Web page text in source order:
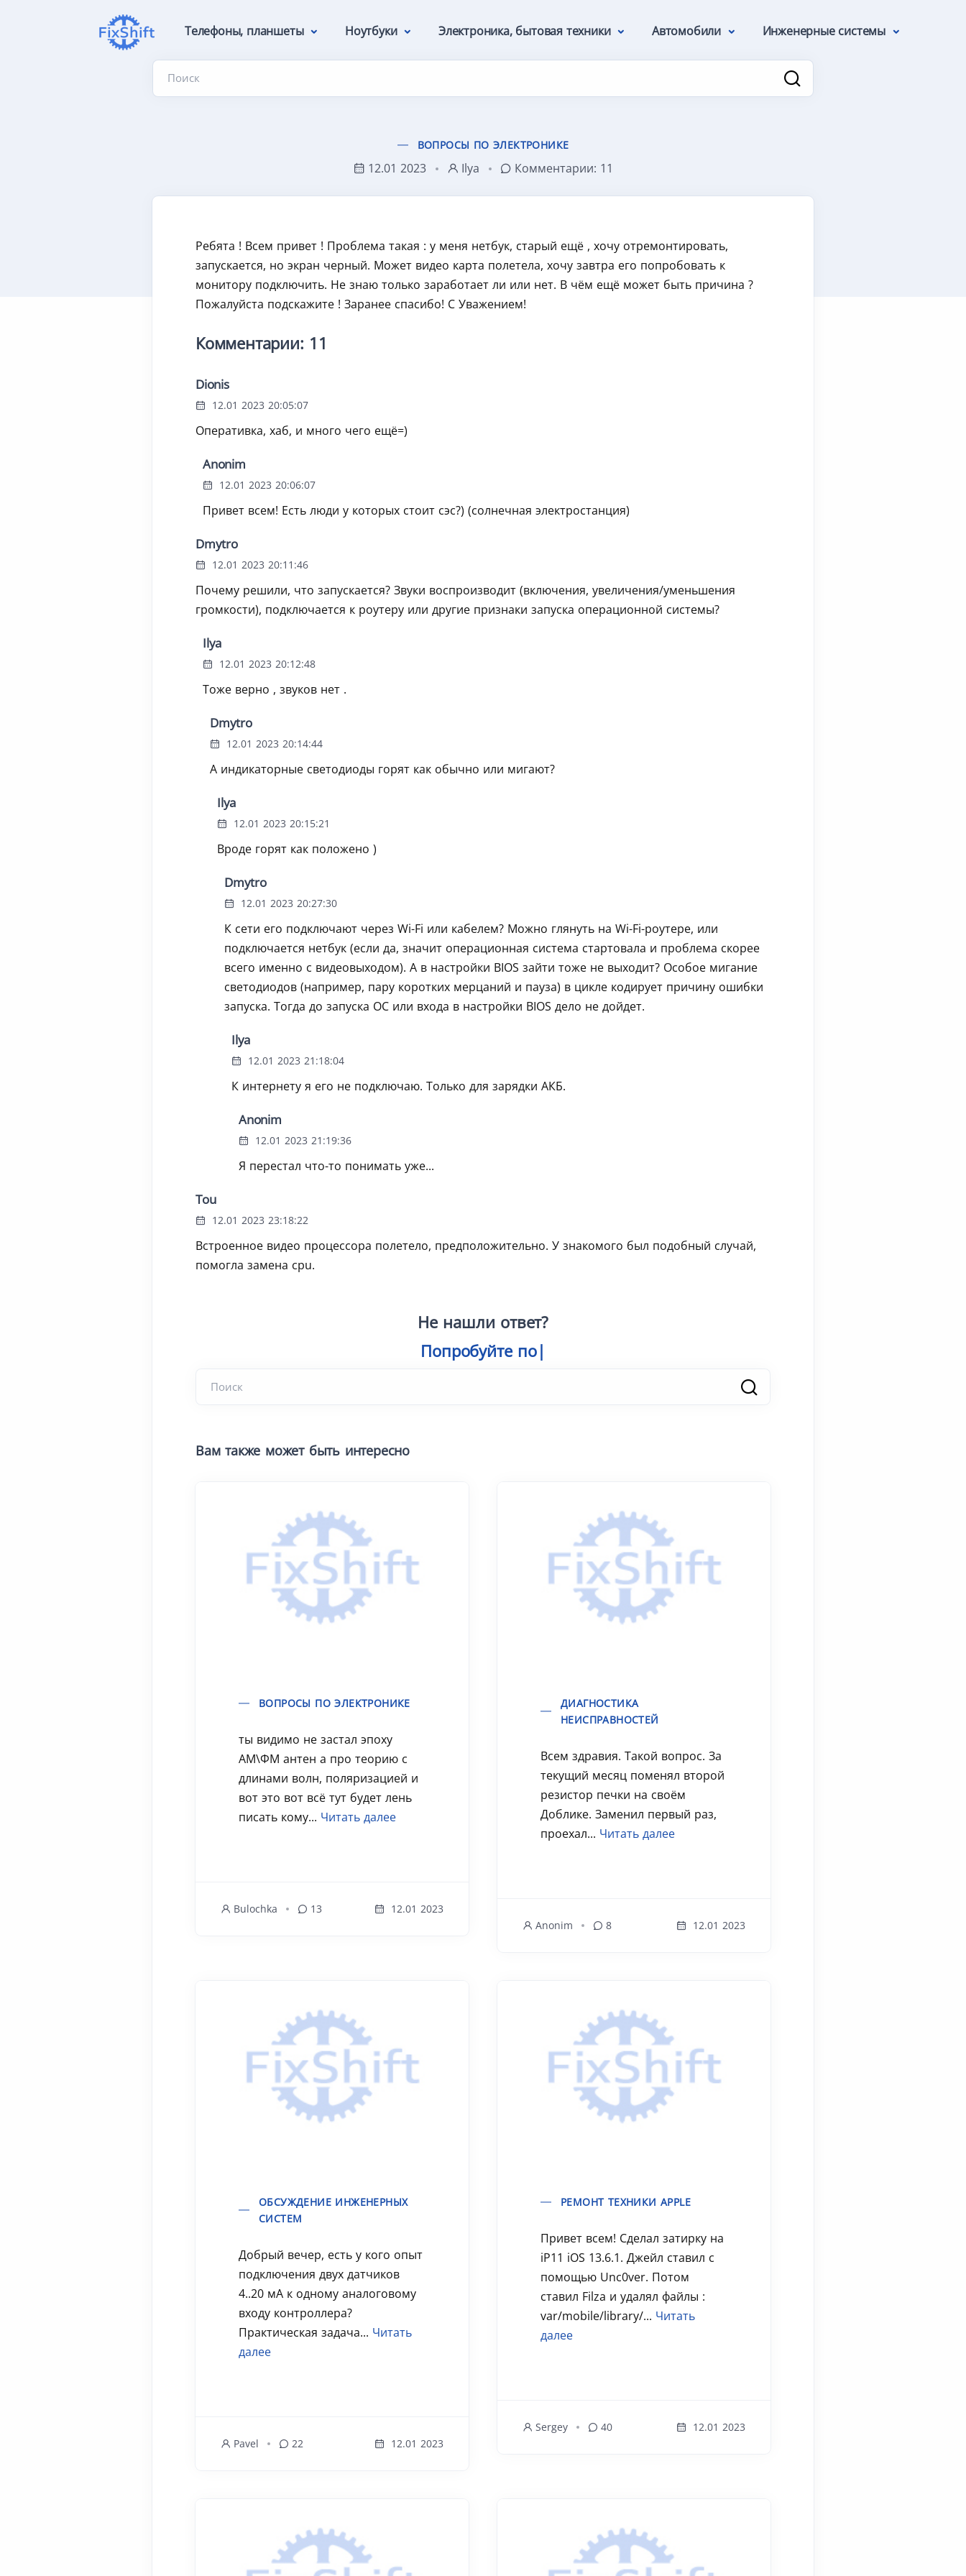
Телефоны, планшеты Ноутбуки Электроника, бытовая техники Автомобили Инженерные системы
Поиск
ВОПРОСЫ ПО ЭЛЕКТРОНИКЕ
12.01 2023 Ilya Комментарии: 11
Ребята ! Всем привет ! Проблема такая : у меня нетбук, старый ещё , хочу отремонтировать,
запускается, но экран черный. Может видео карта полетела, хочу завтра его попробовать к
монитору подключить. Не знаю только заработает ли или нет. В чём ещё может быть причина ?
Пожалуйста подскажите ! Заранее спасибо! С Уважением!
Комментарии: 11
Dionis
12.01 2023 20:05:07
Оперативка, хаб, и много чего ещё=)
Anonim
12.01 2023 20:06:07
Привет всем! Есть люди у которых стоит сэс?) (солнечная электростанция)
Dmytro
12.01 2023 20:11:46
Почему решили, что запускается? Звуки воспроизводит (включения, увеличения/уменьшения
громкости), подключается к роутеру или другие признаки запуска операционной системы?
Ilya
12.01 2023 20:12:48
Тоже верно , звуков нет .
Dmytro
12.01 2023 20:14:44
А индикаторные светодиоды горят как обычно или мигают?
Ilya
12.01 2023 20:15:21
Вроде горят как положено )
Dmytro
12.01 2023 20:27:30
К сети его подключают через Wi-Fi или кабелем? Можно глянуть на Wi-Fi-роутере, или
подключается нетбук (если да, значит операционная система стартовала и проблема скорее
всего именно с видеовыходом). А в настройки BIOS зайти тоже не выходит? Особое мигание
светодиодов (например, пару коротких мерцаний и пауза) в цикле кодирует причину ошибки
запуска. Тогда до запуска ОС или входа в настройки BIOS дело не дойдет.
Ilya
12.01 2023 21:18:04
К интернету я его не подключаю. Только для зарядки АКБ.
Anonim
12.01 2023 21:19:36
Я перестал что-то понимать уже...
Tou
12.01 2023 23:18:22
Встроенное видео процессора полетело, предположительно. У знакомого был подобный случай,
помогла замена cpu.
Не нашли ответ?
Попробуйте поиск
Вам также может быть интересно
ВОПРОСЫ ПО ЭЛЕКТРОНИКЕ
ты видимо не застал эпоху
АМ\ФМ антен а про теорию с
длинами волн, поляризацией и
вот это вот всё тут будет лень
писать кому... Читать далее
Bulochka 13 12.01 2023
ДИАГНОСТИКА
НЕИСПРАВНОСТЕЙ
Всем здравия. Такой вопрос. За
текущий месяц поменял второй
резистор печки на своём
Доблике. Заменил первый раз,
проехал... Читать далее
Anonim 8 12.01 2023
ОБСУЖДЕНИЕ ИНЖЕНЕРНЫХ
СИСТЕМ
Добрый вечер, есть у кого опыт
подключения двух датчиков
4..20 мА к одному аналоговому
входу контроллера?
Практическая задача... Читать
далее
Pavel 22 12.01 2023
РЕМОНТ ТЕХНИКИ APPLE
Привет всем! Сделал затирку на
iP11 iOS 13.6.1. Джейл ставил с
помощью Unc0ver. Потом
ставил Filza и удалял файлы :
var/mobile/library/... Читать
далее
Sergey 40 12.01 2023